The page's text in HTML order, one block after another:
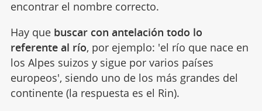
encontrar el nombre correcto.
Hay que buscar con antelación todo lo
referente al río, por ejemplo: 'el río que nace en
los Alpes suizos y sigue por varios países
europeos', siendo uno de los más grandes del
continente (la respuesta es el Rin).